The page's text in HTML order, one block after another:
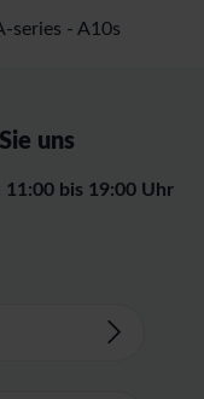
series - A10s
uns
11:00 bis 19:00 Uhr